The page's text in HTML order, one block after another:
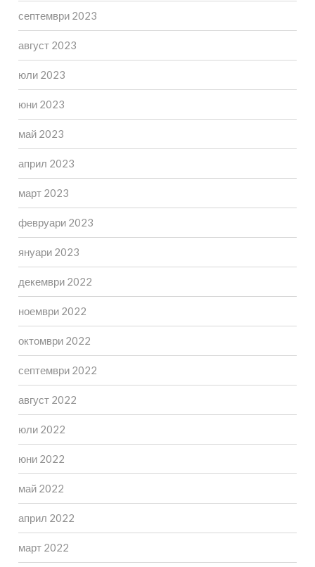
септември 2023
август 2023
юли 2023
юни 2023
май 2023
април 2023
март 2023
февруари 2023
януари 2023
декември 2022
ноември 2022
октомври 2022
септември 2022
август 2022
юли 2022
юни 2022
май 2022
април 2022
март 2022